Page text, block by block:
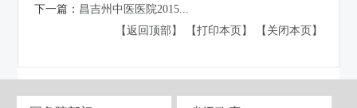
下一篇： 昌吉州中医医院2015...
【返回顶部】
【打印本页】 【关闭本页】